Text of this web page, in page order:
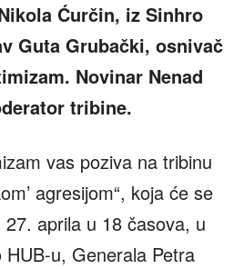
Ćurčin, iz Sinhro
Guta Grubački, osnivač
Novinar Nenad
tribine.
vas poziva na tribinu
agresijom“, koja će se
aprila u 18 časova, u
u, Generala Petra